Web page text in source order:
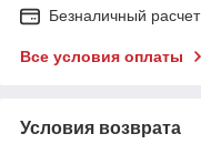
Безналичный расчет
Все условия оплаты
Условия возврата